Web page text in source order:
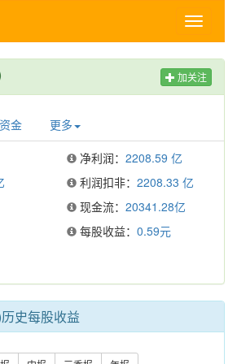
Toggle
加关注
资金 更多
净利润： 2208.59 亿
利润扣非： 2208.33 亿
现金流： 20341.28亿
每股收益： 0.59元
史每股收益